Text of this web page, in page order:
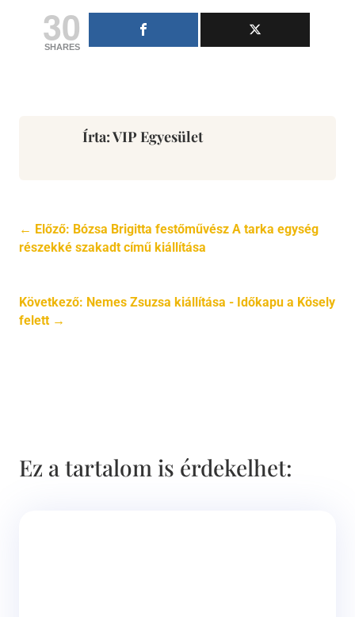
30
SHARES
Írta: VIP Egyesület
← Előző: Bózsa Brigitta festőművész A tarka egység
részekké szakadt című kiállítása
Következő: Nemes Zsuzsa kiállítása - Időkapu a Kösely
felett→
Ez a tartalom is érdekelhet: